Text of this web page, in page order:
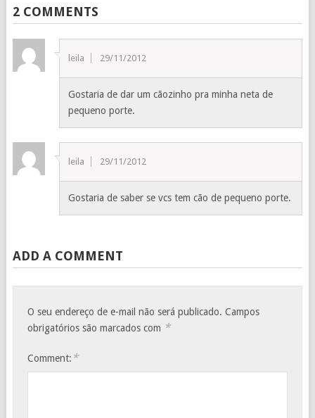
2 COMMENTS
leila 29/11/2012
Gostaria de dar um cãozinho pra minha neta de
pequeno porte.
leila 29/11/2012
Gostaria de saber se vcs tem cão de pequeno porte.
ADD A COMMENT
O seu endereço de e-mail não será publicado. Campos
obrigatórios são marcados com *
Comment: *